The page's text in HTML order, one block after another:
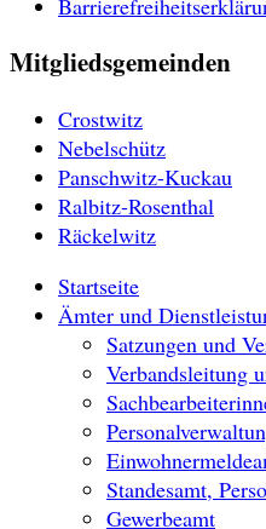
Mitgliedsgemeinden
Crostwitz
Nebelschütz
Panschwitz-Kuckau
Ralbitz-Rosenthal
Räckelwitz
Startseite
Ämter und
Satzungen und
Verbandsleitung
Standesamt,
Gewerbeamt